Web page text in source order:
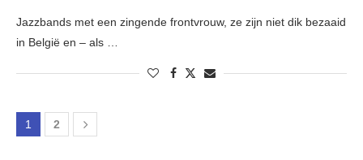
Jazzbands met een zingende frontvrouw, ze zijn niet dik bezaaid
in België en – als …
1 2